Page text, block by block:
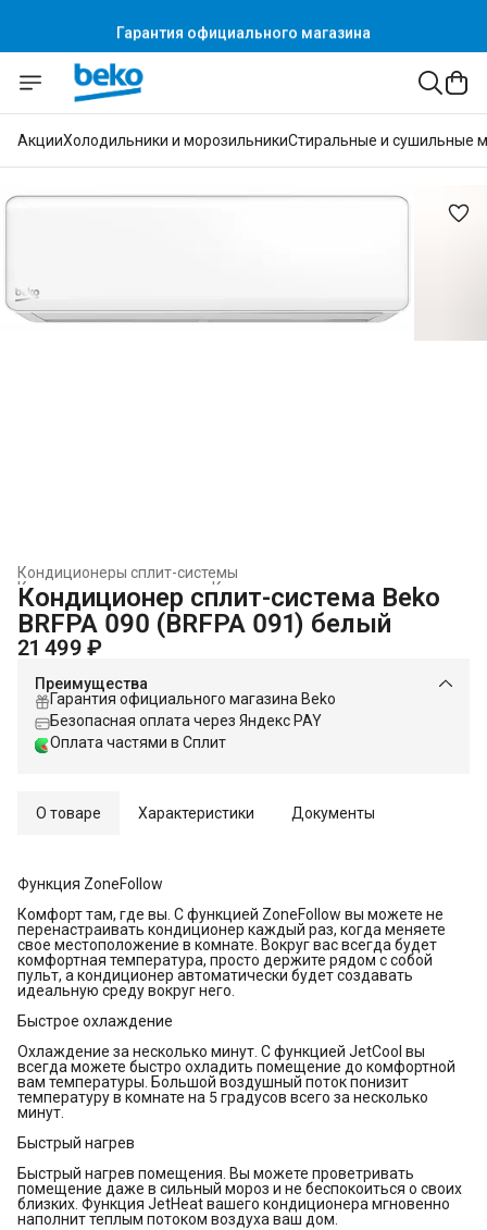
Гарантия официального магазина
АкцииХолодильники и морозильникиСтиральные и сушильные
Кондиционеры сплит-системы
Кондиционеры и сплит-системы
Климатическая техника
Главная ›
Кондиционер сплит-система Beko
BRFPA 090 (BRFPA 091) белый
21 499 ₽
Преимущества
Гарантия официального магазина Beko
Безопасная оплата через Яндекс PAY
Оплата частями в Сплит
О товаре Характеристики Документы
Функция ZoneFollow
Комфорт там, где вы. С функцией ZoneFollow вы можете не
перенастраивать кондиционер каждый раз, когда меняете
свое местоположение в комнате. Вокруг вас всегда будет
комфортная температура, просто держите рядом с собой
пульт, а кондиционер автоматически будет создавать
идеальную среду вокруг него.
Быстрое охлаждение
Охлаждение за несколько минут. С функцией JetCool вы
всегда можете быстро охладить помещение до комфортной
вам температуры. Большой воздушный поток понизит
температуру в комнате на 5 градусов всего за несколько
минут.
Быстрый нагрев
Быстрый нагрев помещения. Вы можете проветривать
помещение даже в сильный мороз и не беспокоиться о своих
близких. Функция JetHeat вашего кондиционера мгновенно
наполнит теплым потоком воздуха ваш дом.